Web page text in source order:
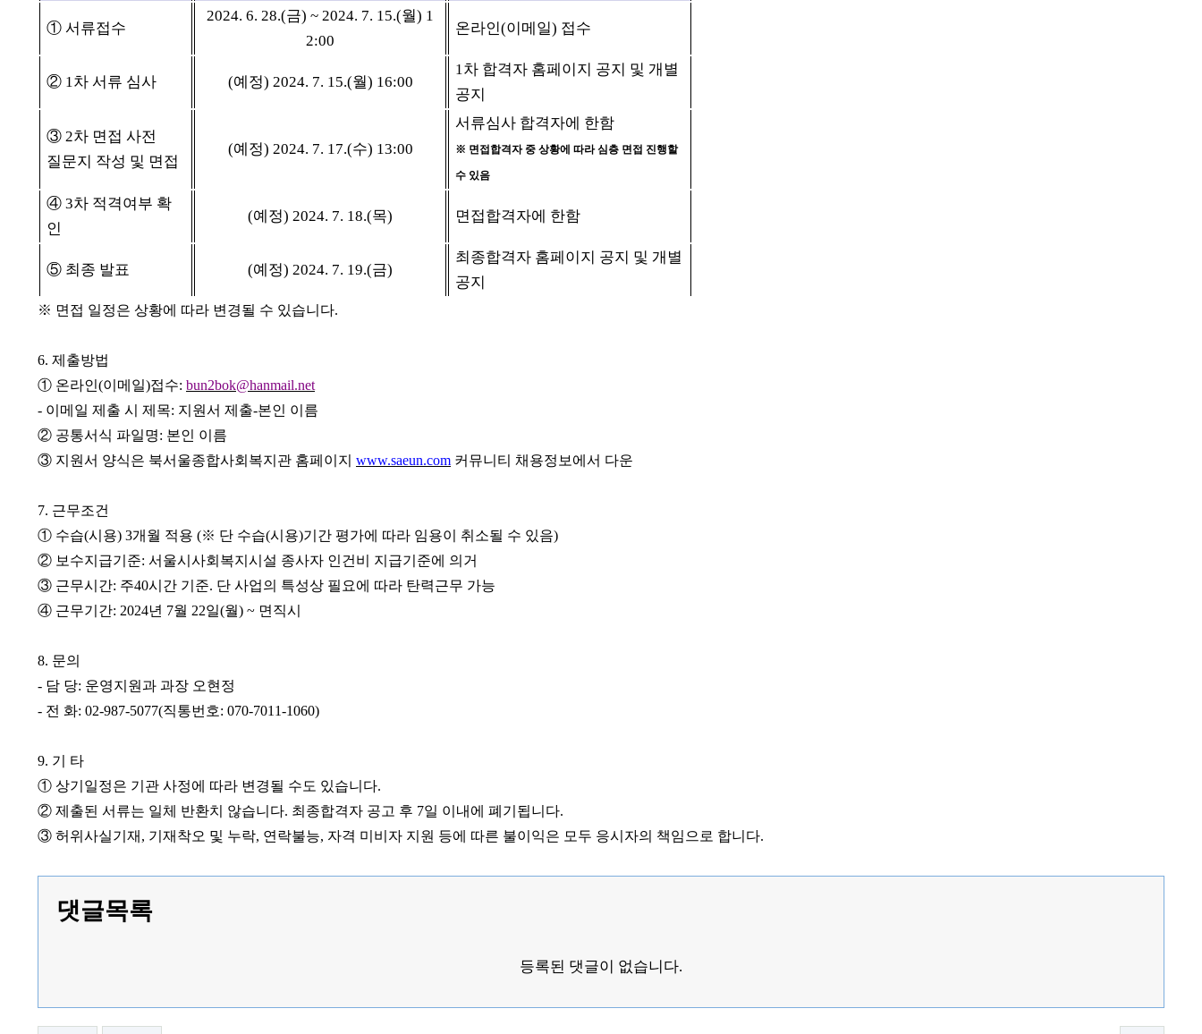
① 서류접수
2024. 6. 28.(금) ~ 2024. 7. 15.(월) 1
2:00
온라인(이메일) 접수
② 1차 서류 심사 (예정) 2024. 7. 15.(월) 16:00
1차 합격자 홈페이지 공지 및 개별
공지
③ 2차 면접 사전
질문지 작성 및 면접
(예정) 2024. 7. 17.(수) 13:00
서류심사 합격자에 한함
※ 면접합격자 중 상황에 따라 심층 면접 진행할
수 있음
④ 3차 적격여부 확
인
(예정) 2024. 7. 18.(목) 면접합격자에 한함
⑤ 최종 발표 (예정) 2024. 7. 19.(금)
최종합격자 홈페이지 공지 및 개별
공지
※ 면접 일정은 상황에 따라 변경될 수 있습니다.
6. 제출방법
① 온라인(이메일)접수: bun2bok@hanmail.net
- 이메일 제출 시 제목: 지원서 제출-본인 이름
② 공통서식 파일명: 본인 이름
③ 지원서 양식은 북서울종합사회복지관 홈페이지 www.saeun.com 커뮤니티 채용정보에서 다운
7. 근무조건
① 수습(시용) 3개월 적용 (※ 단 수습(시용)기간 평가에 따라 임용이 취소될 수 있음)
② 보수지급기준: 서울시사회복지시설 종사자 인건비 지급기준에 의거
③ 근무시간: 주40시간 기준. 단 사업의 특성상 필요에 따라 탄력근무 가능
④ 근무기간: 2024년 7월 22일(월) ~ 면직시
8. 문의
- 담 당: 운영지원과 과장 오현정
- 전 화: 02-987-5077(직통번호: 070-7011-1060)
9. 기 타
① 상기일정은 기관 사정에 따라 변경될 수도 있습니다.
② 제출된 서류는 일체 반환치 않습니다. 최종합격자 공고 후 7일 이내에 폐기됩니다.
③ 허위사실기재 , 기재착오 및 누락, 연락불능, 자격 미비자 지원 등에 따른 불이익은 모두 응시자의 책임으로 합니다.
댓글목록
등록된 댓글이 없습니다.